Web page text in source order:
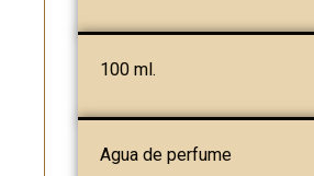
100 ml.
Agua de perfume